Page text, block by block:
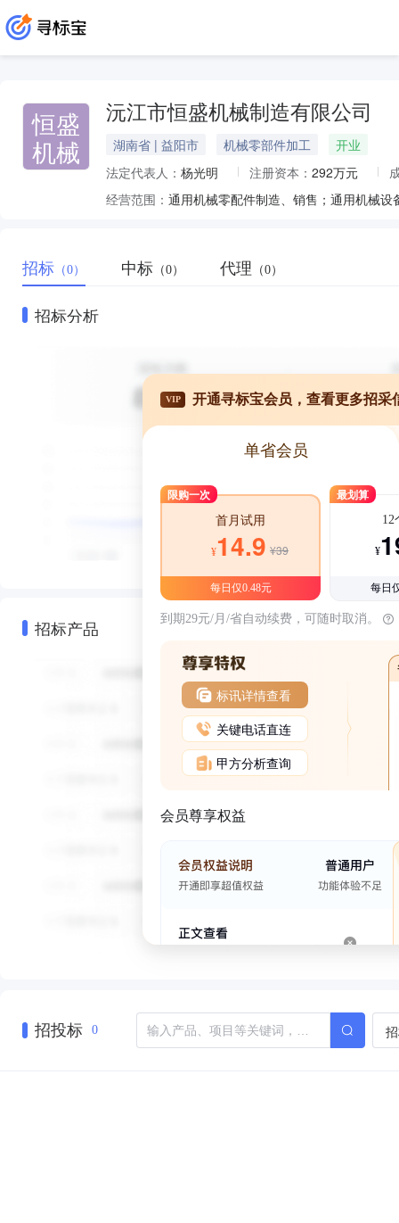
恒盛
机械
沅江市恒盛机械制造有限公司
湖南省 | 益阳市 机械零部件加工
开业
法定代表人： 杨光明 注册资本： 292万元
经营范围： 通用机械零配件制造、销售；通用机械
招标 （0） 中标 （0） 代理 （0）
招标分析
招标产品
VIP 开通寻标宝会员，查看更多招采
单省会员
限购一次
首月试用
¥14.9 ¥39
每日仅0.48元
最划算
12
¥
每日
到期29元/月/省自动续费，可随时取消。
标讯详情查看
关键电话直连
甲方分析查询
会员尊享权益
招投标 0